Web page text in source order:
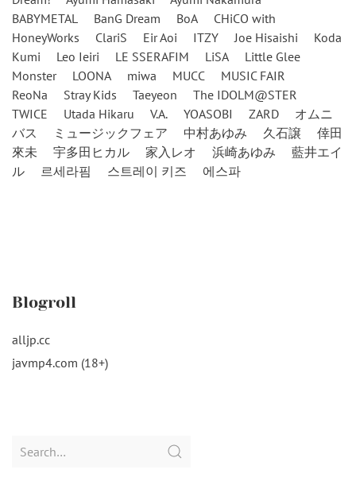
BABYMETAL
BanG Dream BoA
CHiCO with
HoneyWorks
ClariS Eir Aoi ITZY Joe Hisaishi
Koda
Kumi
Leo Ieiri LE SSERAFIM LiSA
Little Glee
Monster
LOONA miwa MUCC
MUSIC FAIR
ReoNa
Stray Kids Taeyeon
The IDOLM@STER
TWICE
Utada Hikaru V.A. YOASOBI ZARD
オムニ
バス
ミュージックフェア 中村あゆみ 久石譲
倖田
來未
宇多田ヒカル 家入レオ 浜崎あゆみ
藍井エイ
ル
르세라핌 스트레이 키즈 에스파
Blogroll
alljp.cc
javmp4.com (18+)
Search